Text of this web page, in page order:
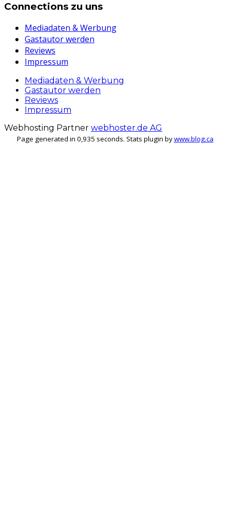
Connections zu uns
Mediadaten & Werbung
Gastautor werden
Reviews
Impressum
Mediadaten & Werbung
Gastautor werden
Reviews
Impressum
Webhosting Partner webhoster.de AG
Page generated in 0,935 seconds. Stats plugin bywww.blog.ca